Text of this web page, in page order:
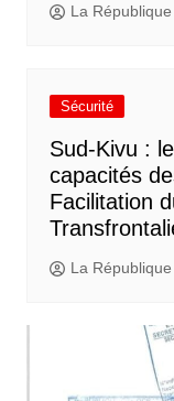
La République
Sécurité
Sud-Kivu :
capacités
Facilitation
La République